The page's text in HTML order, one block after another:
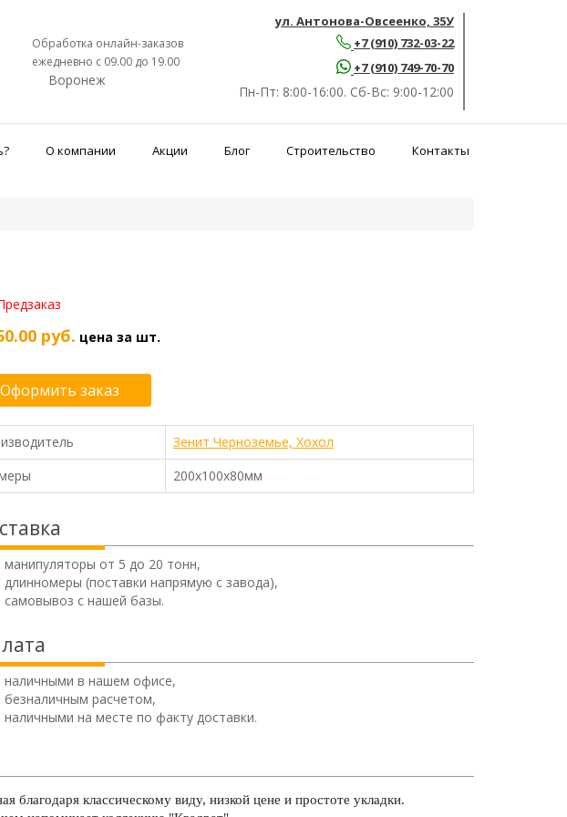
Обработка онлайн-заказов
ежедневно с 09.00 до 19.00
Воронеж
ул. Антонова-Овсеенко, 35У
+7 (910) 732-03-22
+7 (910) 749-70-70
Пн-Пт: 8:00-16:00. Сб-Вс: 9:00-12:00
О компании Акции Блог Строительство Контакты
руб. цена за шт.
Оформить заказ
Зенит Черноземье, Хохол
200х100х80мм
манипуляторы от 5 до 20 тонн,
длинномеры (поставки напрямую с завода),
самовывоз с нашей базы.
наличными в нашем офисе,
безналичным расчетом,
наличными на месте по факту доставки.
благодаря классическому виду, низкой цене и простоте укладки.